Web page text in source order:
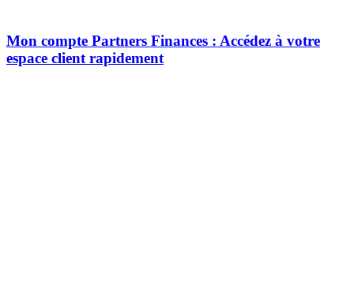
Mon compte Partners Finances : Accédez à votre
espace client rapidement